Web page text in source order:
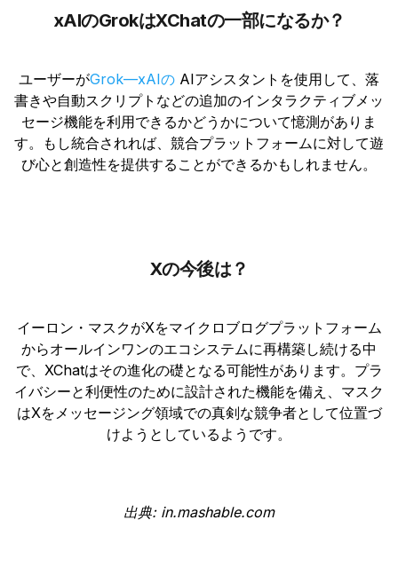
xAIのGrokはXChatの一部になるか？
ユーザーがGrok—xAIの AIアシスタントを使用して、落
書きや自動スクリプトなどの追加のインタラクティブメッ
セージ機能を利用できるかどうかについて憶測がありま
す。もし統合されれば、競合プラットフォームに対して遊
び心と創造性を提供することができるかもしれません。
Xの今後は？
イーロン・マスクがXをマイクロブログプラットフォーム
からオールインワンのエコシステムに再構築し続ける中
で、XChatはその進化の礎となる可能性があります。プラ
イバシーと利便性のために設計された機能を備え、マスク
はXをメッセージング領域での真剣な競争者として位置づ
けようとしているようです。
出典: in.mashable.com